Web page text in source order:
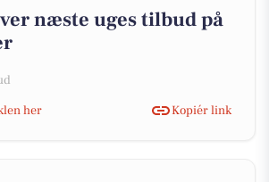
næste uges tilbud på
her
Kopiér link